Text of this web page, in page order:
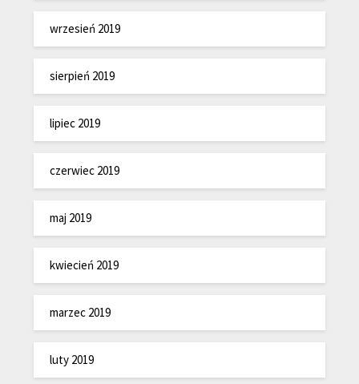
wrzesień 2019
sierpień 2019
lipiec 2019
czerwiec 2019
maj 2019
kwiecień 2019
marzec 2019
luty 2019